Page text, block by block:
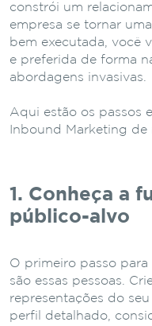
constrói um
empresa se tornar
bem executada, você
e preferida de forma
abordagens invasivas.
Aqui estão os passos
Inbound Marketing de
1. Conheça a
público-alvo
O primeiro passo
são essas pessoas.
representações do seu
perfil detalhado,